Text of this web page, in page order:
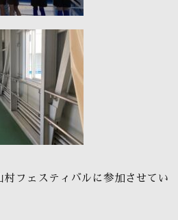
村フェスティバルに参加させてい